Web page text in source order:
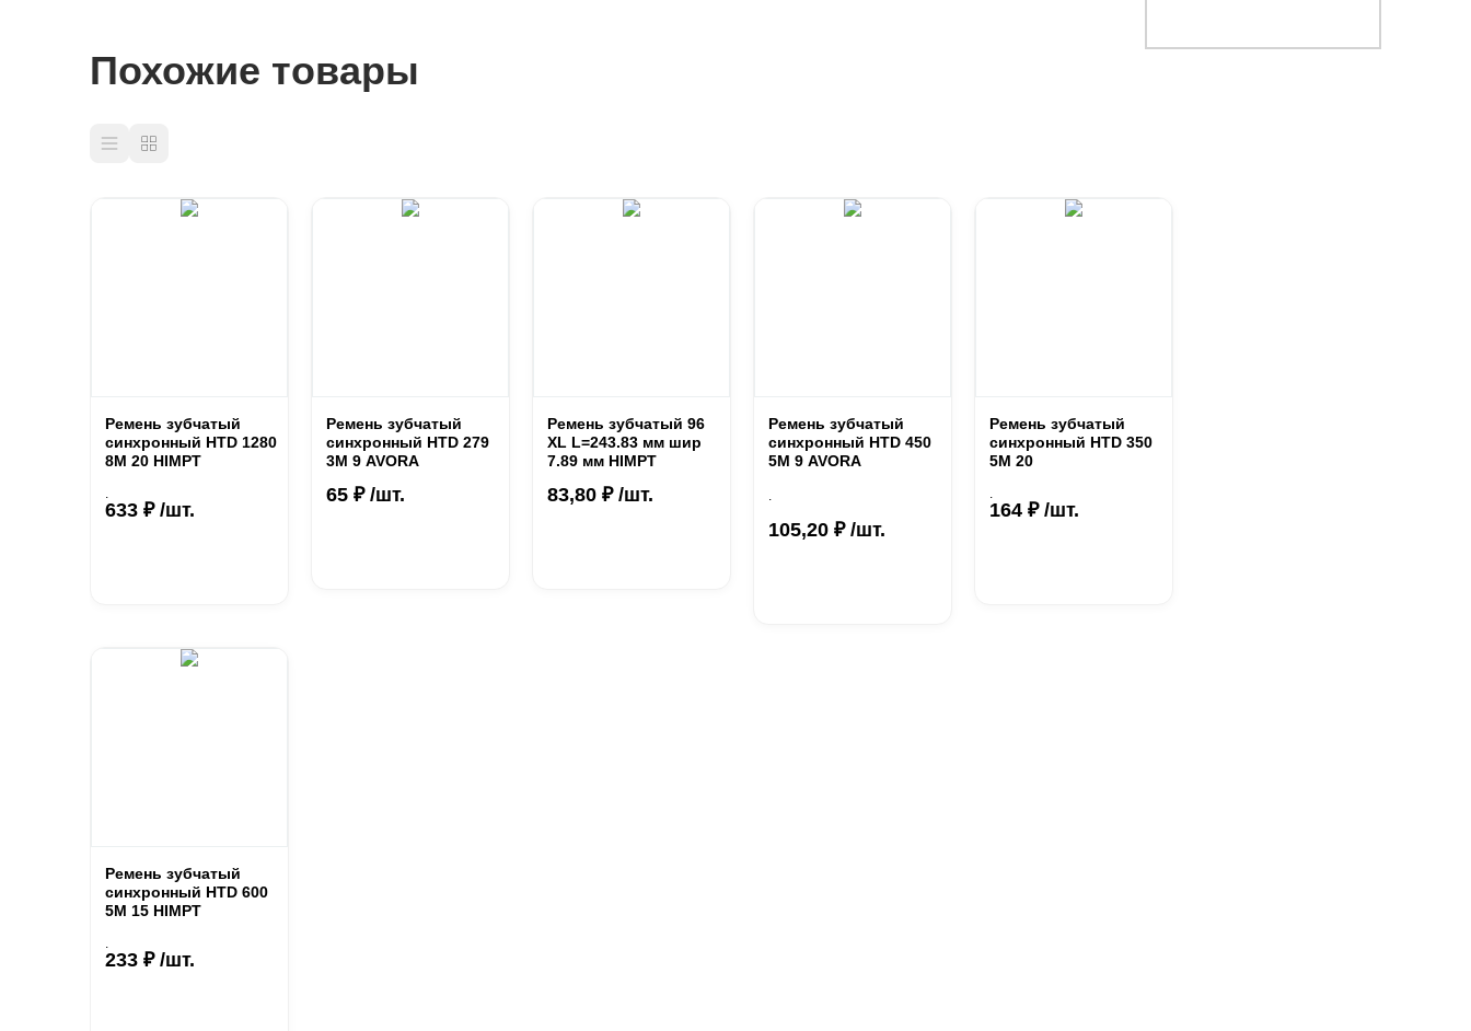
Похожие товары
Ремень зубчатый
синхронный HTD 1280
8М 20 HIMPT
.
633 ₽ /шт.
Ремень зубчатый
синхронный HTD 279
3М 9 AVORA
65 ₽ /шт.
Ремень зубчатый 96
XL L=243.83 мм шир
7.89 мм HIMPT
83,80 ₽ /шт.
Ремень зубчатый
синхронный HTD 450
5М 9 AVORA
.
105,20 ₽ /шт.
Ремень зубчатый
синхронный HTD 350
5М 20
.
164 ₽ /шт.
Ремень зубчатый
синхронный HTD 600
5М 15 HIMPT
.
233 ₽ /шт.